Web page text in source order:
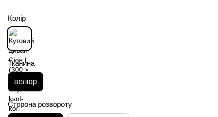
Колір
Тканина
велюр
Сторона розвороту